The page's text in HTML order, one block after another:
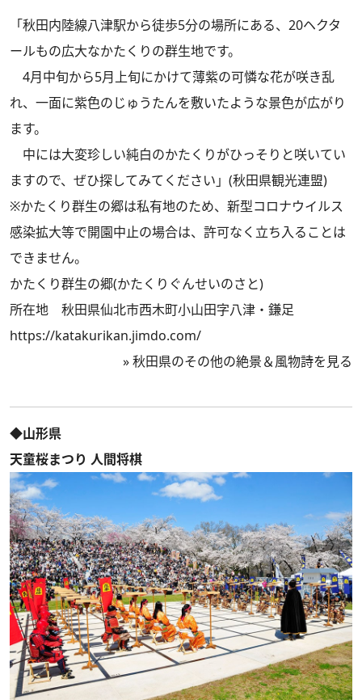
「秋田内陸線八津駅から徒歩5分の場所にある、20ヘクタ
ールもの広大なかたくりの群生地です。
4月中旬から5月上旬にかけて薄紫の可憐な花が咲き乱
れ、一面に紫色のじゅうたんを敷いたような景色が広がり
ます。
中には大変珍しい純白のかたくりがひっそりと咲いてい
ますので、ぜひ探してみてください」(秋田県観光連盟)
※かたくり群生の郷は私有地のため、新型コロナウイルス
感染拡大等で開園中止の場合は、許可なく立ち入ることは
できません。
かたくり群生の郷(かたくりぐんせいのさと)
所在地 秋田県仙北市西木町小山田字八津・鎌足
https://katakurikan.jimdo.com/
»秋田県のその他の絶景＆風物詩を見る
◆山形県
天童桜まつり 人間将棋